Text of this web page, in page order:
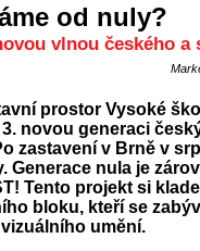
od nuly?
vlnou českého a
prostor Vysoké
3. novou generaci
zastavení v Brně v
Generace nula je
Tento projekt si
bloku, kteří se
umění.